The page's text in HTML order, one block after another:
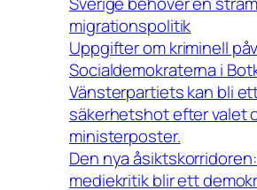
migrationspolitik
Uppgifter om kriminell
Socialdemokraterna i
Vänsterpartiets kan bli
säkerhetshot efter valet
ministerposter.
Den nya
mediekritik blir ett